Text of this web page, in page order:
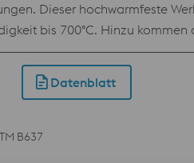
Dieser hochwarmfeste
bis 700°C. Hinzu
dieselben Eigenschaften
Datenblatt
B637